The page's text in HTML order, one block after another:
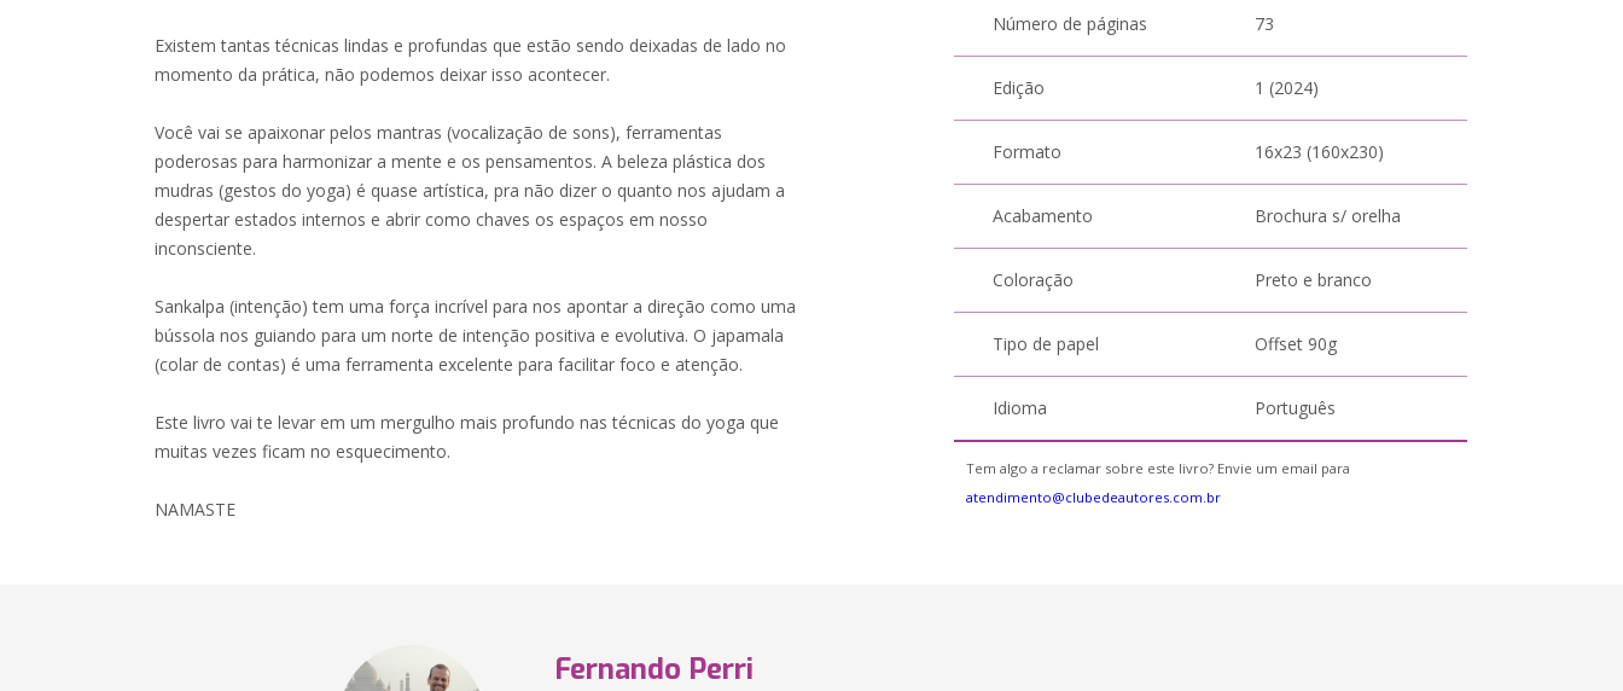
Existem tantas técnicas lindas e profundas que estão sendo deixadas de lado no
momento da prática, não podemos deixar isso acontecer.
Você vai se apaixonar pelos mantras (vocalização de sons), ferramentas
poderosas para harmonizar a mente e os pensamentos. A beleza plástica dos
mudras (gestos do yoga) é quase artística, pra não dizer o quanto nos ajudam a
despertar estados internos e abrir como chaves os espaços em nosso
inconsciente.
Sankalpa (intenção) tem uma força incrível para nos apontar a direção como uma
bússola nos guiando para um norte de intenção positiva e evolutiva. O japamala
(colar de contas) é uma ferramenta excelente para facilitar foco e atenção.
Este livro vai te levar em um mergulho mais profundo nas técnicas do yoga que
muitas vezes ficam no esquecimento.
NAMASTE
Número de páginas 73
Edição 1 (2024)
Formato 16x23 (160x230)
Acabamento Brochura s/ orelha
Coloração Preto e branco
Tipo de papel Offset 90g
Idioma Português
Tem algo a reclamar sobre este livro? Envie um email para
atendimento@clubedeautores.com.br
Fernando Perri